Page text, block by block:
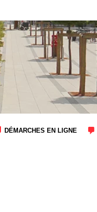
DÉMARCHES EN LIGNE